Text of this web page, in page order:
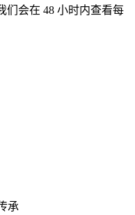
会在 48 小时内查看每
承